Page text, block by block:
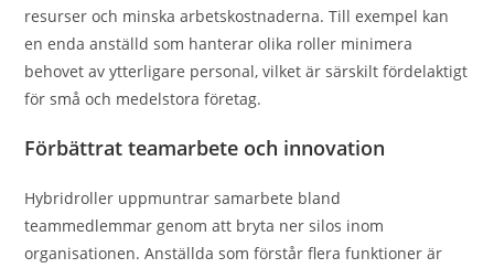
resurser och minska arbetskostnaderna. Till exempel kan
en enda anställd som hanterar olika roller minimera
behovet av ytterligare personal, vilket är särskilt fördelaktigt
för små och medelstora företag.
Förbättrat teamarbete och innovation
Hybridroller uppmuntrar samarbete bland
teammedlemmar genom att bryta ner silos inom
organisationen. Anställda som förstår flera funktioner är